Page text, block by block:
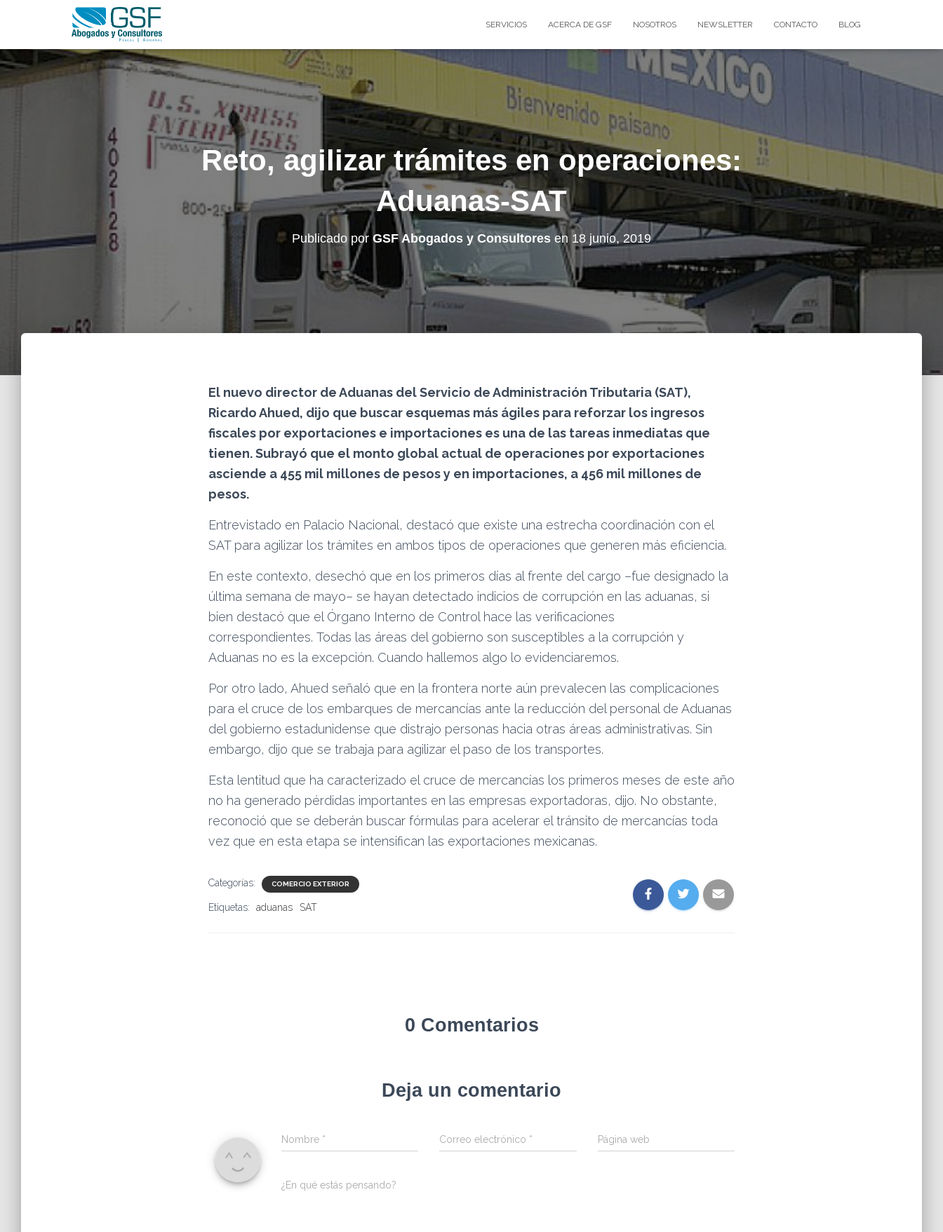
SERVICIOS ACERCA DE GSF NOSOTROS NEWSLETTER CONTACTO BLOG
Reto, agilizar trámites en operaciones:
Aduanas-SAT
Publicado por GSF Abogados y Consultores en 18 junio, 2019
El nuevo director de Aduanas del Servicio de Administración Tributaria (SAT),
Ricardo Ahued, dijo que buscar esquemas más ágiles para reforzar los ingresos
fiscales por exportaciones e importaciones es una de las tareas inmediatas que
tienen. Subrayó que el monto global actual de operaciones por exportaciones
asciende a 455 mil millones de pesos y en importaciones, a 456 mil millones de
pesos.
Entrevistado en Palacio Nacional, destacó que existe una estrecha coordinación con el
SAT para agilizar los trámites en ambos tipos de operaciones que generen más eficiencia.
En este contexto, desechó que en los primeros días al frente del cargo –fue designado la
última semana de mayo– se hayan detectado indicios de corrupción en las aduanas, si
bien destacó que el Órgano Interno de Control hace las verificaciones
correspondientes. Todas las áreas del gobierno son susceptibles a la corrupción y
Aduanas no es la excepción. Cuando hallemos algo lo evidenciaremos.
Por otro lado, Ahued señaló que en la frontera norte aún prevalecen las complicaciones
para el cruce de los embarques de mercancías ante la reducción del personal de Aduanas
del gobierno estadunidense que distrajo personas hacia otras áreas administrativas. Sin
embargo, dijo que se trabaja para agilizar el paso de los transportes.
Esta lentitud que ha caracterizado el cruce de mercancías los primeros meses de este año
no ha generado pérdidas importantes en las empresas exportadoras, dijo. No obstante,
reconoció que se deberán buscar fórmulas para acelerar el tránsito de mercancías toda
vez que en esta etapa se intensifican las exportaciones mexicanas.
Categorías: COMERCIO EXTERIOR
Etiquetas: aduanas SAT
0 Comentarios
Deja un comentario
Nombre * Correo electrónico * Página web
¿En qué estás pensando?